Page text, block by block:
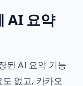
AI 요약
된 AI 요약 기능
없고, 카카오